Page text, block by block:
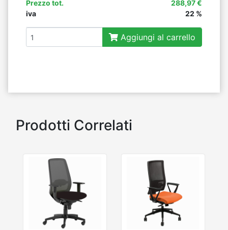
Prezzo tot.
288,97 €
iva
22 %
Aggiungi al carrello
Prodotti Correlati